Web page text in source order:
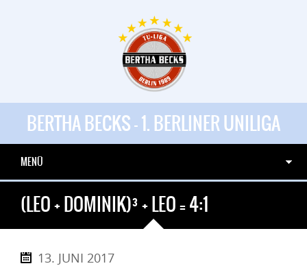
BERTHA BECKS - 1. BERLINER UNILIGA
MENÜ
(LEO + DOMINIK)³ + LEO = 4:1
13. JUNI 2017